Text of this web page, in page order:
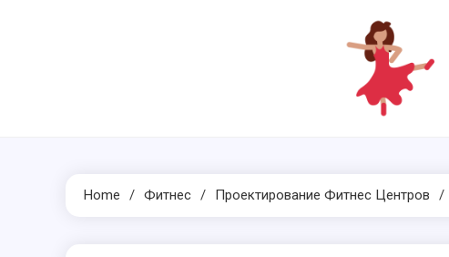
Home Фитнес Проектирование Фитнес Центров